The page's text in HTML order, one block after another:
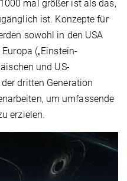
mal größer ist als das,
ist. Konzepte für
sowohl in den USA
(„Einstein-
und US-
dritten Generation
um umfassende
erzielen.